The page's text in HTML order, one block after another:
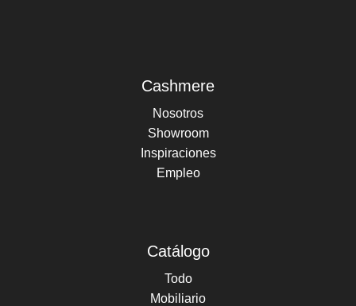
Cashmere
Nosotros
Showroom
Inspiraciones
Empleo
Catálogo
Todo
Mobiliario